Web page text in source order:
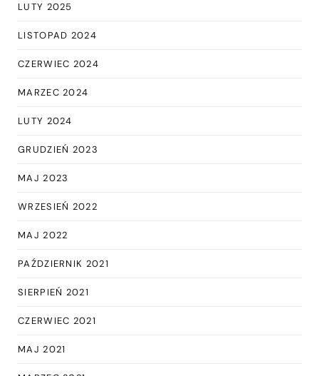
LUTY 2025
LISTOPAD 2024
CZERWIEC 2024
MARZEC 2024
LUTY 2024
GRUDZIEŃ 2023
MAJ 2023
WRZESIEŃ 2022
MAJ 2022
PAŹDZIERNIK 2021
SIERPIEŃ 2021
CZERWIEC 2021
MAJ 2021